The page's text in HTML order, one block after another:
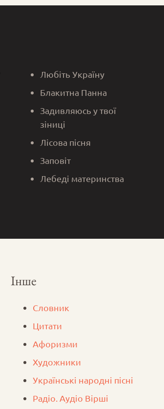
Любіть Україну
Блакитна Панна
Задивляюсь у твої
зіниці
Лісова пісня
Заповіт
Лебеді материнства
Інше
Словник
Цитати
Афоризми
Художники
Українські народні пісні
Радіо. Аудіо Вірші